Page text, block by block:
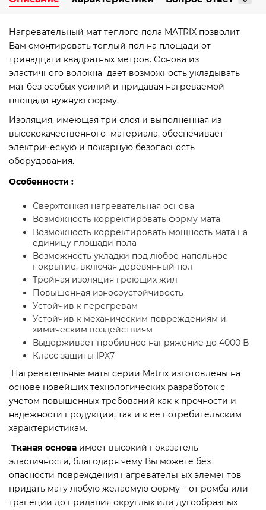
Нагревательный мат теплого пола MATRIX позволит
Вам смонтировать теплый пол на площади от
тринадцати квадратных метров. Основа из
эластичного волокна дает возможность укладывать
мат без особых усилий и придавая нагреваемой
площади нужную форму.
Изоляция, имеющая три слоя и выполненная из
высококачественного материала, обеспечивает
электрическую и пожарную безопасность
оборудования.
Особенности :
Сверхтонкая нагревательная основа
Возможность корректировать форму мата
Возможность корректировать мощность мата на
единицу площади пола
Возможность укладки под любое напольное
покрытие, включая деревянный пол
Тройная изоляция греющих жил
Повышенная износоустойчивость
Устойчив к перегревам
Устойчив к механическим повреждениям и
химическим воздействиям
Выдерживает пробивное напряжение до 4000 В
Класс защиты IPX7
Нагревательные маты серии Matrix изготовлены на
основе новейших технологических разработок с
учетом повышенных требований как к прочности и
надежности продукции, так и к ее потребительским
характеристикам.
Тканая основа имеет высокий показатель
эластичности, благодаря чему Вы можете без
опасности повреждения нагревательных элементов
придать мату любую желаемую форму – от ромба или
трапеции до придания округлых или дугообразных